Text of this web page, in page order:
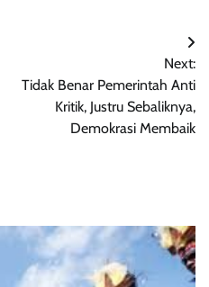
Next:
Tidak Benar Pemerintah Anti
Kritik, Justru Sebaliknya,
Demokrasi Membaik